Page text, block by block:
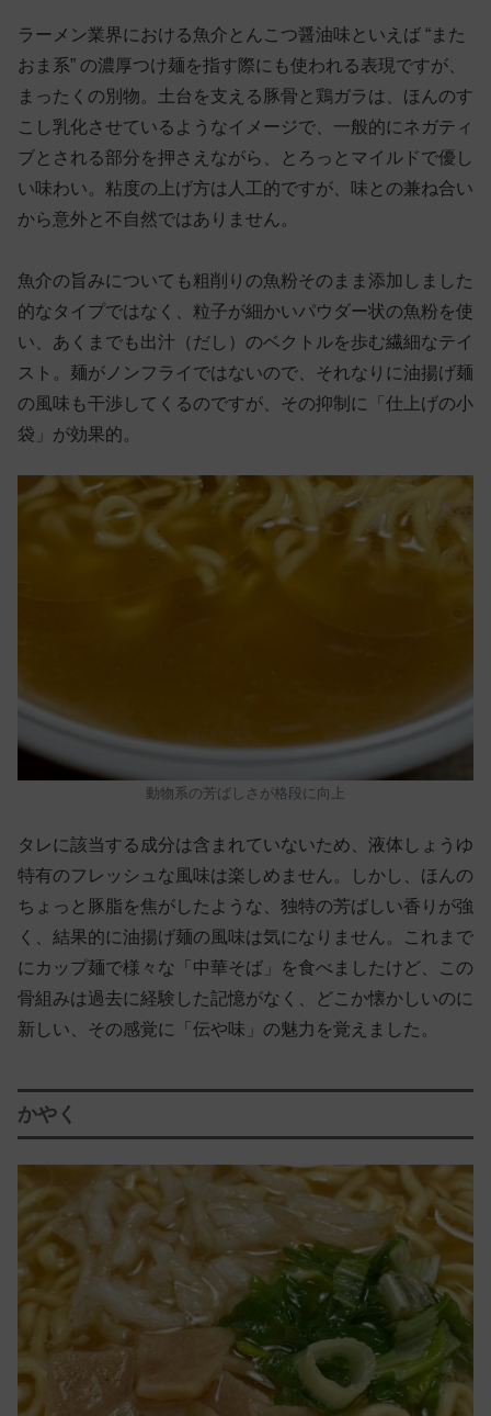
ラーメン業界における魚介とんこつ醤油味といえば “また
おま系” の濃厚つけ麺を指す際にも使われる表現ですが、
まったくの別物。土台を支える豚骨と鶏ガラは、ほんのす
こし乳化させているようなイメージで、一般的にネガティ
ブとされる部分を押さえながら、とろっとマイルドで優し
い味わい。粘度の上げ方は人工的ですが、味との兼ね合い
から意外と不自然ではありません。
魚介の旨みについても粗削りの魚粉そのまま添加しました
的なタイプではなく、粒子が細かいパウダー状の魚粉を使
い、あくまでも出汁（だし）のベクトルを歩む繊細なテイ
スト。麺がノンフライではないので、それなりに油揚げ麺
の風味も干渉してくるのですが、その抑制に「仕上げの小
袋」が効果的。
動物系の芳ばしさが格段に向上
タレに該当する成分は含まれていないため、液体しょうゆ
特有のフレッシュな風味は楽しめません。しかし、ほんの
ちょっと豚脂を焦がしたような、独特の芳ばしい香りが強
く、結果的に油揚げ麺の風味は気になりません。これまで
にカップ麺で様々な「中華そば」を食べましたけど、この
骨組みは過去に経験した記憶がなく、どこか懐かしいのに
新しい、その感覚に「伝や味」の魅力を覚えました。
かやく